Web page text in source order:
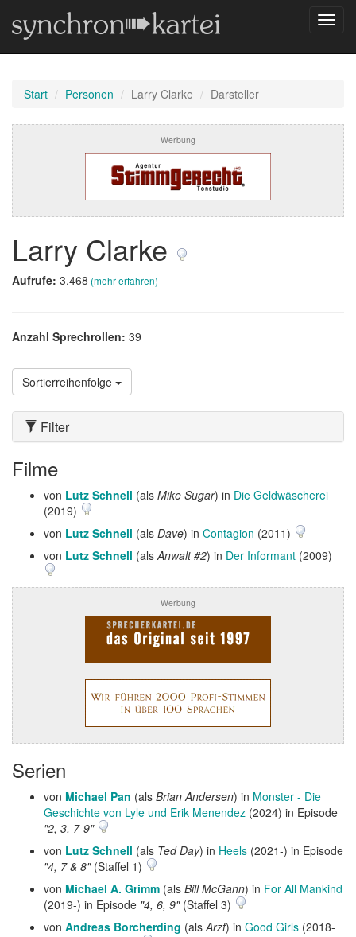
Start Personen Larry Clarke Darsteller
Werbung
Larry Clarke
Aufrufe: 3.468 (mehr erfahren)
Anzahl Sprechrollen: 39
Sortierreihenfolge
Filter
Filme
von Lutz Schnell (als Mike Sugar) in Die Geldwäscherei
(2019)
von Lutz Schnell (als Dave) in Contagion (2011)
von Lutz Schnell (alsAnwalt #2) in Der Informant (2009)
Werbung
Serien
von Michael Pan (als Brian Andersen) in Monster - Die
Geschichte von Lyle und Erik Menendez (2024) in Episode
"2, 3, 7-9"
von Lutz Schnell (als Ted Day) in Heels (2021-) in Episode
"4, 7 & 8"(Staffel 1)
von Michael A. Grimm (als Bill McGann) in For All Mankind
(2019-) in Episode "4, 6, 9"(Staffel 3)
von Andreas Borcherding (alsArzt) in Good Girls (2018-